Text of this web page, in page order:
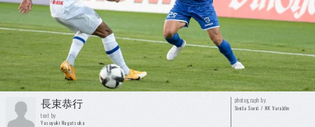
長束恭行
text by
Yasuyuki Nagatsuka
photograph by
Siniša Sović / NK Varaždin